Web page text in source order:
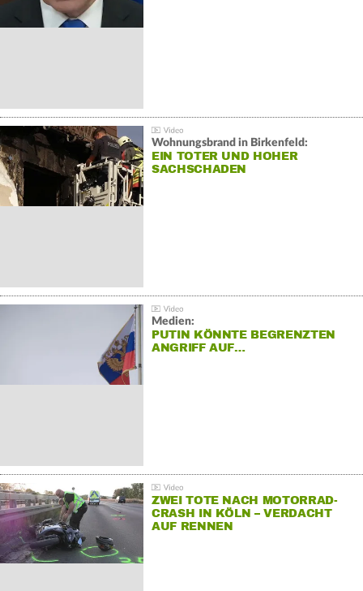
Wohnungsbrand in Birkenfeld:
EIN TOTER UND HOHER
SACHSCHADEN
Medien:
PUTIN KÖNNTE BEGRENZTEN
ANGRIFF AUF…
ZWEI TOTE NACH MOTORRAD-
CRASH IN KÖLN – VERDACHT
AUF RENNEN